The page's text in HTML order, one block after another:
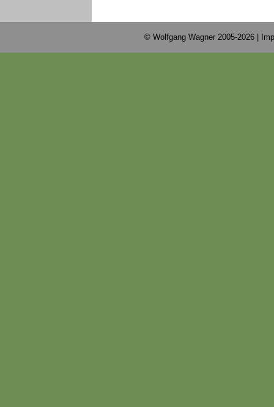
© Wolfgang Wagner 2005-2026 |